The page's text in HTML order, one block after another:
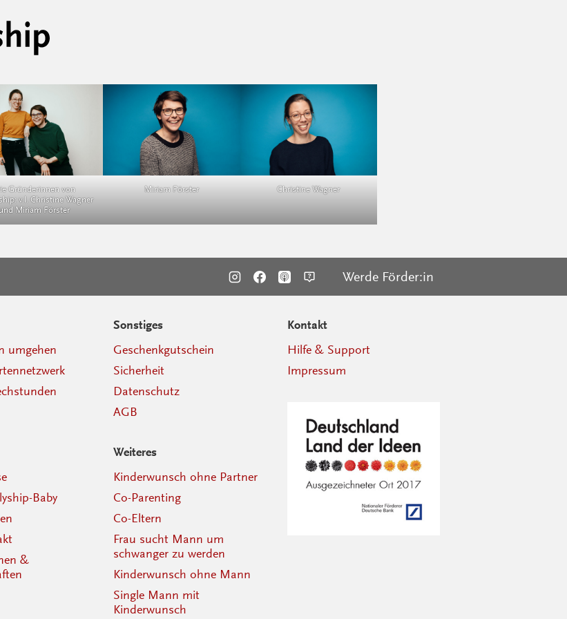
Gründerinnen von
v.l. Christine Wagner
Miriam Förster
Miriam Förster Christine Wagner
Werde Förder:in
umgehen
Baby
&
Sonstiges
Geschenkgutschein
Sicherheit
Datenschutz
AGB
Weiteres
Kinderwunsch ohne Partner
Co-Parenting
Co-Eltern
Frau sucht Mann um
schwanger zu werden
Kinderwunsch ohne Mann
Single Mann mit
Kinderwunsch
Kontakt
Hilfe & Support
Impressum